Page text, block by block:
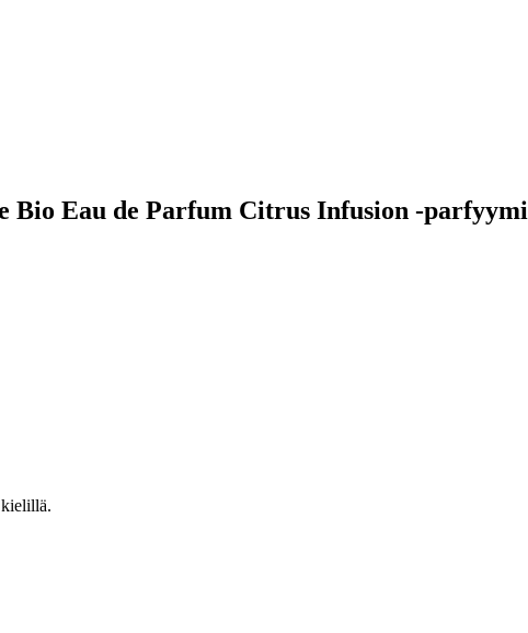
Bio Eau de Parfum Citrus Infusion -parfyymi